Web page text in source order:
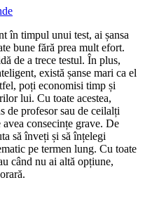
în timpul unui test, ai șansa
bune fără prea mult efort.
de a trece testul. În plus,
există șanse mari ca el
poți economisi timp și
lui. Cu toate acestea,
de profesor sau de ceilalți
consecințe grave. De
să înveți și să înțelegi
pe termen lung. Cu toate
când nu ai altă opțiune,